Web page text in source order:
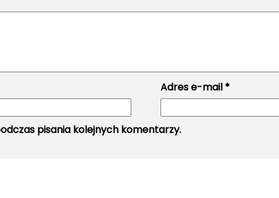
Adres e-mail *
pisania kolejnych komentarzy.